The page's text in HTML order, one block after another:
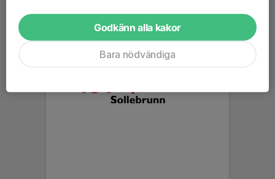
Godkänn alla kakor
Bara nödvändiga